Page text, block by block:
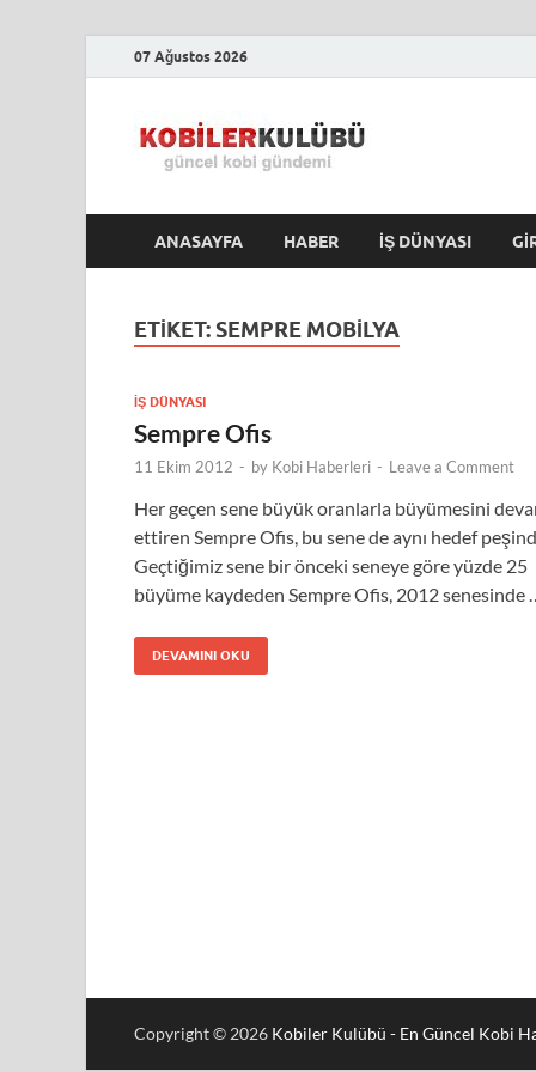
07 Ağustos 2026
ANASAYFA HABER İŞ DÜNYASI
ETIKET: SEMPRE MOBILYA
İŞ DÜNYASI
Sempre Ofis
11 Ekim 2012 - by Kobi Haberleri - Leave a Comment
Her geçen sene büyük oranlarla büyümesini
ettiren Sempre Ofis, bu sene de aynı hedef
Geçtiğimiz sene bir önceki seneye göre yüzde 25
büyüme kaydeden Sempre Ofis, 2012 senesinde …
DEVAMINI OKU
Copyright © 2026 Kobiler Kulübü - En Güncel Kobi